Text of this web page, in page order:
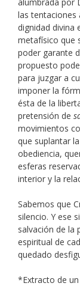
las tentaciones
dignidad divina
metafísico que
poder garante
propuesto
para juzgar a
imponer la
ésta de la
pretensión de
movimientos
que suplantar
obediencia,
esferas
interior y la
Sabemos que
silencio. Y ese
salvación de la
espiritual de
quedado
*Extracto de